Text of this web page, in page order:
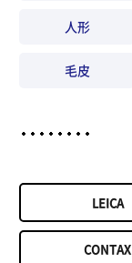
人形
毛皮
LEICA
CONTAX